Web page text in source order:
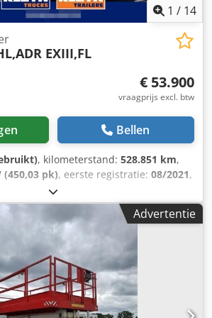
opleggers en aanhangers op 1
Op onze trucks tot 700.000
is tot 1 jaar garantie mogelijk inclusief
zoeken we samen de
• Scherpe prijzen • Goede
wisselende voorraad • Gekende
fatsoenlijk koopmanschap • APK en
dienstverlening Bezoek onze
complete aanbod Lease mogelijk
1 / 14
EXIII,FL
€ 53.900
vraagprijs excl. btw
Bellen
, kilometerstand: 528.851 km,
(450,03 pk), eerste registratie: 08/2021,
, bandenmaten:
, wielbasis:3.750 mm, brandstof:
, kleur:wit , bestuurderscabine:
automatisch
, aantal
, emissieklasse:Euro 6
6.100 mm, totale breedte:2.550 mm
mm, Bouwjaar:2021, Uitrusting:
centrale vergrendeling, cruise
spiegel, elektrische
Advertentie